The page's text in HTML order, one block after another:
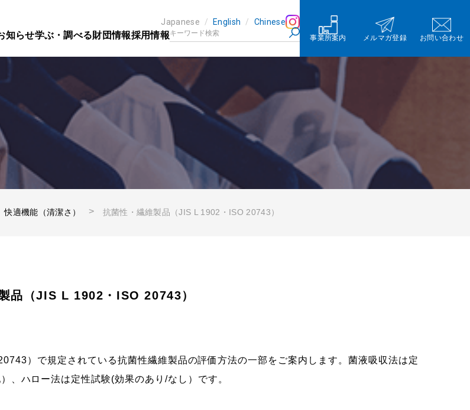
Japanese English Chinese
知らせ学ぶ・調べる財団情報採用情報 事業所案内 メルマガ登録 お問い合わせ
快適機能（清潔さ） 抗菌性・繊維製品（JIS L 1902・ISO 20743）
品（JIS L 1902・ISO 20743）
）で規定されている抗菌性繊維製品の評価方法の一部をご案内します。菌液吸収法は定
、ハロー法は定性試験(効果のあり/なし）です。